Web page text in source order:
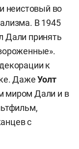
неистовый во
В 1945
Дали принять
к
ДажеУолт
миром Дали и в
с